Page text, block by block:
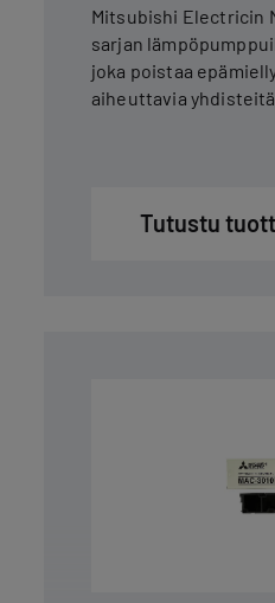
Mitsubishi Electricin
sarjan
joka poistaa
aiheuttavia yhdisteitä.
Tutustu